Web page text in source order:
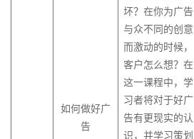
如何做好广
告
坏？在你为广告
与众不同的创意
而激动的时候，
客户怎么想？在
这一课程中，学
习者将对于好广
告有更现实的认
识，并学习策划